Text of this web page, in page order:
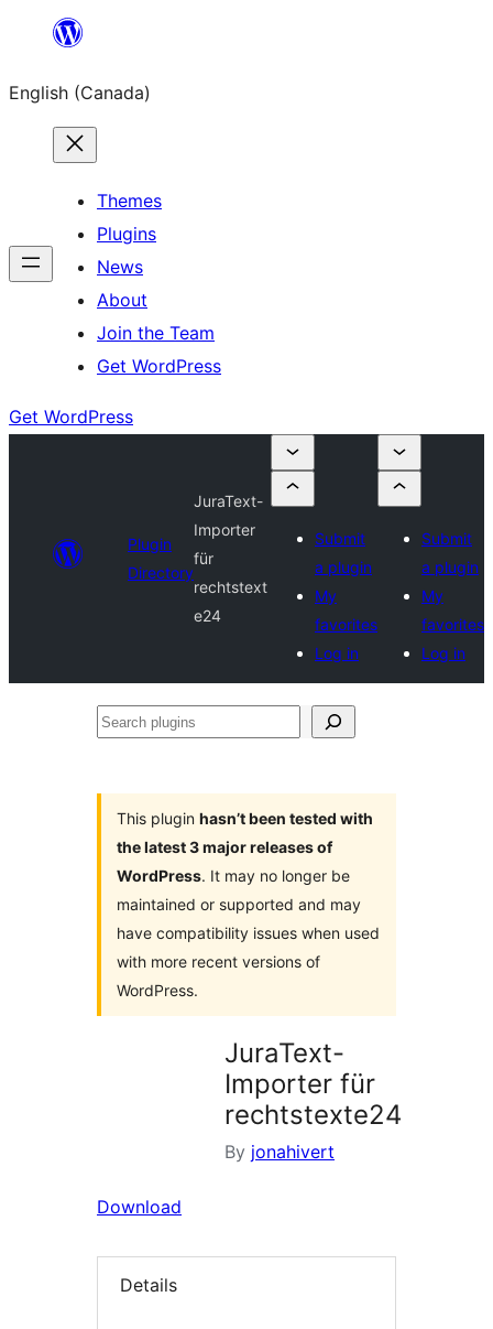
content
English (Canada)
Themes
Plugins
News
About
Join the Team
Get WordPress
Get WordPress
Plugin
Directory
JuraText-
Importer
für
rechtstext
e24
Submit
a plugin
My
favorites
Log in
Submit
a plugin
My
favorites
Log in
Search
This plugin hasn’t been tested with
the latest 3 major releases of
WordPress. It may no longer be
maintained or supported and may
have compatibility issues when used
with more recent versions of
WordPress.
JuraText-
Importer für
rechtstexte24
By jonahivert
Download
Details